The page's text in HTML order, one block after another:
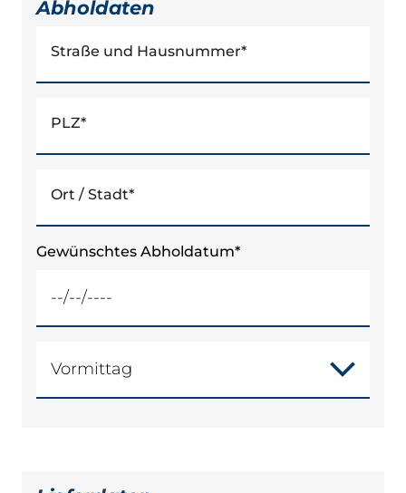
Abholdaten
Straße und Hausnummer*
PLZ*
Ort / Stadt*
Gewünschtes Abholdatum*